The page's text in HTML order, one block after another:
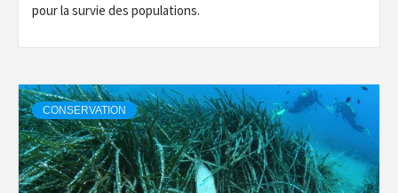
pour la survie des populations.
CONSERVATION